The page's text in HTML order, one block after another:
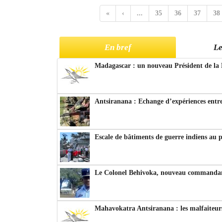
« ‹ ... 35 36 37 38
En bref
Madagascar : un nouveau Président de
Antsiranana : Echange d’expériences
Escale de bâtiments de guerre indiens au
Le Colonel Behivoka, nouveau
Mahavokatra Antsiranana : les